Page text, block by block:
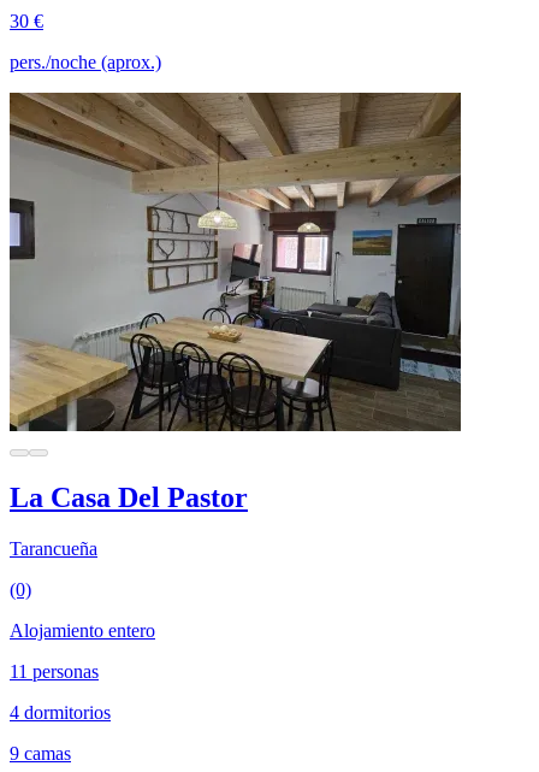
30 €
pers./noche (aprox.)
La Casa Del Pastor
Tarancueña
(0)
Alojamiento entero
11 personas
4 dormitorios
9 camas